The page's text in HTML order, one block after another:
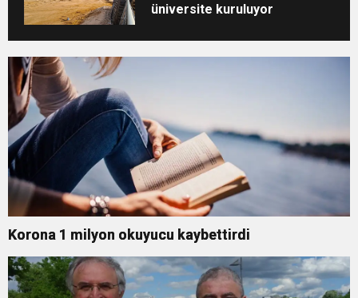
üniversite kuruluyor
Korona 1 milyon okuyucu kaybettirdi